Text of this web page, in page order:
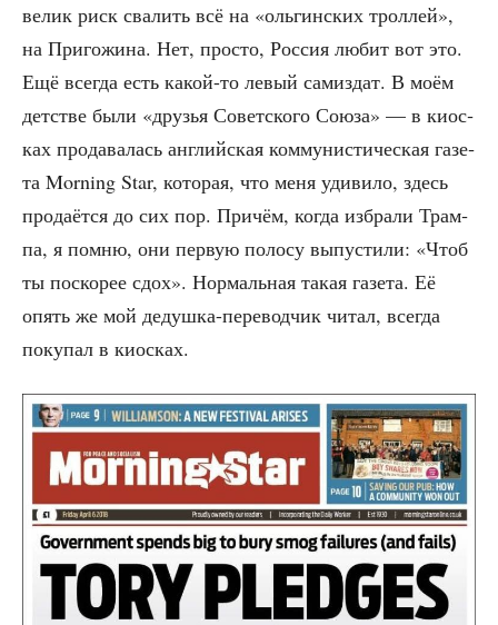
велик риск сва­лить всё на «оль­гин­ских трол­лей»,
на При­го­жи­на. Нет, про­сто, Рос­сия любит вот это.
Ещё все­гда есть какой-то левый сам­из­дат. В моём
дет­стве были «дру­зья Совет­ско­го Сою­за» — в киос­
ках про­да­ва­лась англий­ская ком­му­ни­сти­че­ская газе­
та Morning Star, кото­рая, что меня уди­ви­ло, здесь
про­да­ёт­ся до сих пор. При­чём, когда избра­ли Трам­
па, я пом­ню, они первую поло­су выпу­сти­ли: «Чтоб
ты поско­рее сдох». Нор­маль­ная такая газе­та. Её
опять же мой дедуш­ка-пере­вод­чик читал, все­гда
поку­пал в киосках.